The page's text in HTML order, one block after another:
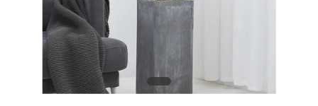
KEBIJAKAN
PRIVASI